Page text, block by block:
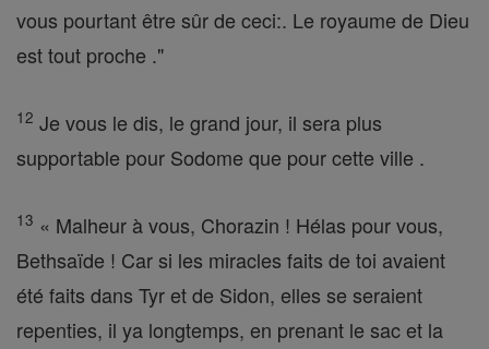
vous pourtant être sûr de ceci:. Le royaume de Dieu
est tout proche ."
12 Je vous le dis, le grand jour, il sera plus
supportable pour Sodome que pour cette ville .
13 « Malheur à vous, Chorazin ! Hélas pour vous,
Bethsaïde ! Car si les miracles faits de toi avaient
été faits dans Tyr et de Sidon, elles se seraient
repenties, il ya longtemps, en prenant le sac et la